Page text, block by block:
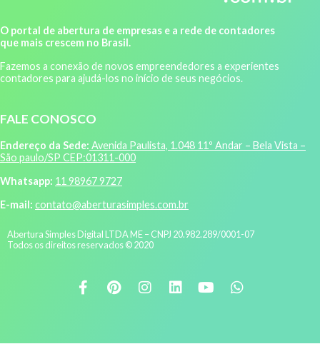
O portal de abertura de empresas e a rede de contadores
que mais crescem no Brasil.
Fazemos a conexão de novos empreendedores a experientes
contadores para ajudá-los no início de seus negócios.
FALE CONOSCO
Endereço da Sede: Avenida Paulista, 1.048 11º Andar – Bela Vista –
São paulo/SP CEP:01311-000
Whatsapp: 11 98967 9727
E-mail: contato@aberturasimples.com.br
Abertura Simples Digital LTDA ME – CNPJ 20.982.289/0001-07
Todos os direitos reservados © 2020